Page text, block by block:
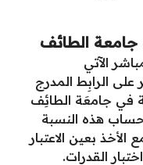
جامعة الطائف
الآتي
على الرابِط المدرج
في جامعَة الطائِف
حساب هذه النسبة
بعين الاعتبار
القدرات.